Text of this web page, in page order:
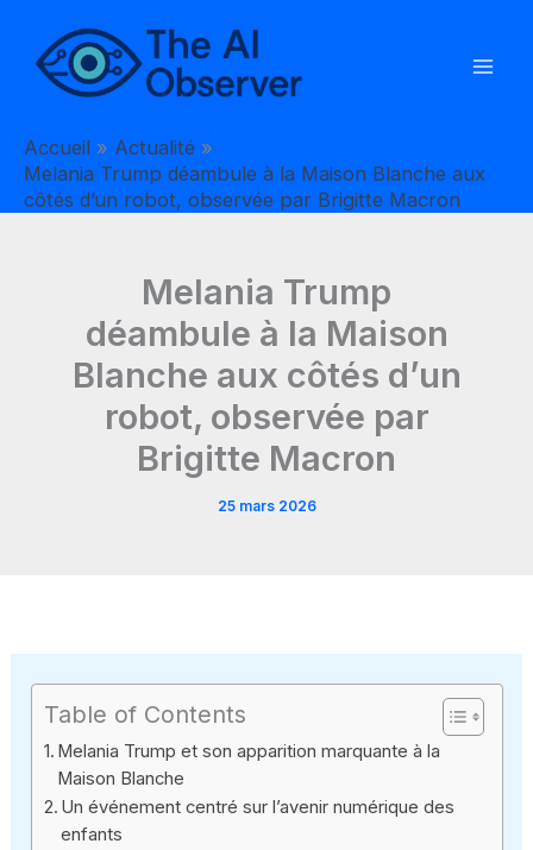
contenu
Accueil
Actualité
Melania Trump déambule à la Maison Blanche aux
côtés d’un robot, observée par Brigitte Macron
Melania Trump
déambule à la Maison
Blanche aux côtés d’un
robot, observée par
Brigitte Macron
25 mars 2026
Table of Contents
Melania Trump et son apparition marquante à la
Maison Blanche
Un événement centré sur l’avenir numérique des
enfants